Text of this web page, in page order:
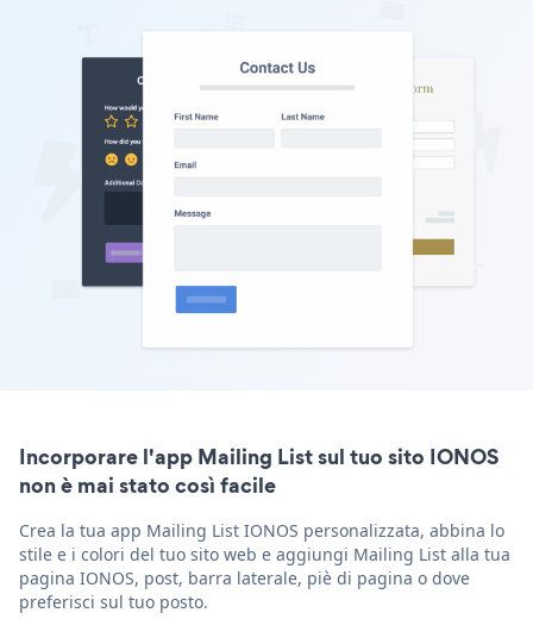
Incorporare l'app Mailing List sul tuo sito IONOS
non è mai stato così facile
Crea la tua app Mailing List IONOS personalizzata, abbina lo
stile e i colori del tuo sito web e aggiungi Mailing List alla tua
pagina IONOS, post, barra laterale, piè di pagina o dove
preferisci sul tuo posto.